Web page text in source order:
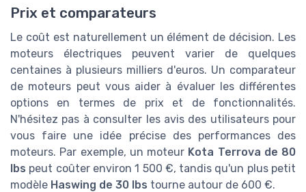
Prix et comparateurs
Le coût est naturellement un élément de décision. Les
moteurs électriques peuvent varier de quelques
centaines à plusieurs milliers d'euros. Un comparateur
de moteurs peut vous aider à évaluer les différentes
options en termes de prix et de fonctionnalités.
N'hésitez pas à consulter les avis des utilisateurs pour
vous faire une idée précise des performances des
moteurs. Par exemple, un moteur Kota Terrova de 80
lbs peut coûter environ 1 500 €, tandis qu'un plus petit
modèle Haswing de 30 lbs tourne autour de 600 €.